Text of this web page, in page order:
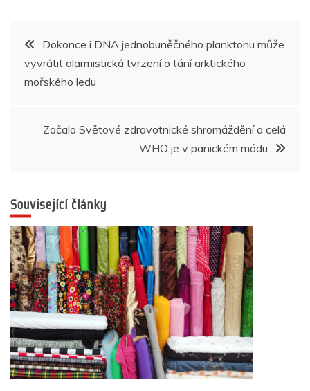
o
o
p
p
g
er
n
m
Navigace
pro
Dokonce i DNA jednobuněčného planktonu může
vyvrátit alarmistická tvrzení o tání arktického
mořského ledu
Začalo Světové zdravotnické shromáždění a celá
WHO je v panickém módu
Související články